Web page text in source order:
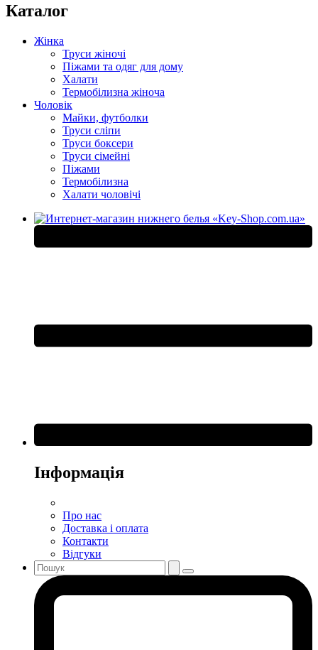
Каталог
Жінка
Труси жіночі
Піжами та одяг для дому
Халати
Термобілизна жіноча
Чоловік
Майки, футболки
Труси сліпи
Труси боксери
Труси сімейні
Піжами
Термобілизна
Халати чоловічі
Інформація
Про нас
Доставка і оплата
Контакти
Відгуки